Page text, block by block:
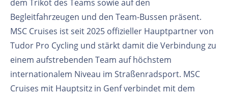
dem Trikot des Teams sowie auf den
Begleitfahrzeugen und den Team-Bussen präsent.
MSC Cruises ist seit 2025 offizieller Hauptpartner von
Tudor Pro Cycling und stärkt damit die Verbindung zu
einem aufstrebenden Team auf höchstem
internationalem Niveau im Straßenradsport. MSC
Cruises mit Hauptsitz in Genf verbindet mit dem